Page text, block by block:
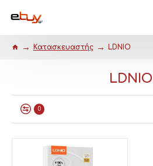
Κατασκευαστής LDNIO
LDNIO
0